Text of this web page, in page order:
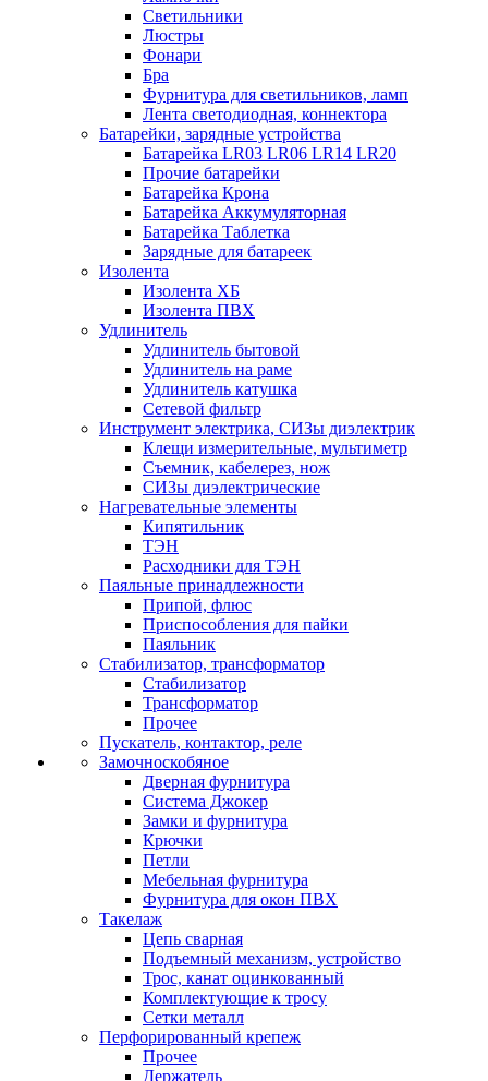
Светильники
Люстры
Фонари
Бра
Фурнитура для светильников, ламп
Лента светодиодная, коннектора
Батарейки, зарядные устройства
Батарейка LR03 LR06 LR14 LR20
Прочие батарейки
Батарейка Крона
Батарейка Аккумуляторная
Батарейка Таблетка
Зарядные для батареек
Изолента
Изолента ХБ
Изолента ПВХ
Удлинитель
Удлинитель бытовой
Удлинитель на раме
Удлинитель катушка
Сетевой фильтр
Инструмент электрика, СИЗы диэлектрик
Клещи измерительные, мультиметр
Съемник, кабелерез, нож
СИЗы диэлектрические
Нагревательные элементы
Кипятильник
ТЭН
Расходники для ТЭН
Паяльные принадлежности
Припой, флюс
Приспособления для пайки
Паяльник
Стабилизатор, трансформатор
Стабилизатор
Трансформатор
Прочее
Пускатель, контактор, реле
Замочноскобяное
Дверная фурнитура
Система Джокер
Замки и фурнитура
Крючки
Петли
Мебельная фурнитура
Фурнитура для окон ПВХ
Такелаж
Цепь сварная
Подъемный механизм, устройство
Трос, канат оцинкованный
Комплектующие к тросу
Сетки металл
Перфорированный крепеж
Прочее
Держатель